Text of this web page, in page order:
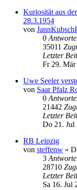
Kuriosität aus
28.3.1954
von
0
35011
Letzter
Fr 29.
Uwe Seeler
von Saar Pfalz
0
21442
Letzter
Do 21. Jul
RB Leipzig
von steffenw »
3
28710
Letzter
Sa 16. Jul